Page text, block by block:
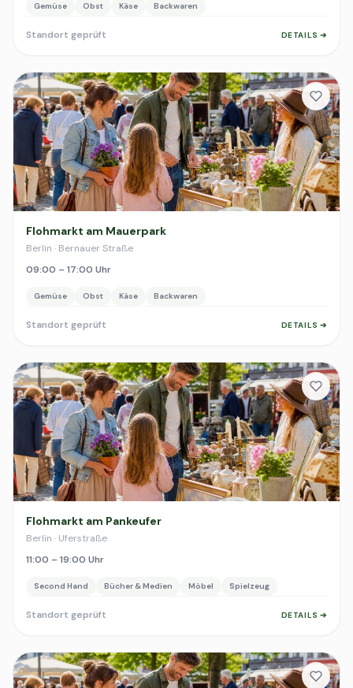
Gemüse Obst Käse Backwaren
Standort geprüft DETAILS ➔
Flohmarkt am Mauerpark
Berlin · Bernauer Straße
09:00 – 17:00 Uhr
Gemüse Obst Käse Backwaren
Standort geprüft DETAILS ➔
Flohmarkt am Pankeufer
Berlin · Uferstraße
11:00 – 19:00 Uhr
Second Hand Bücher & Medien Möbel Spielzeug
Standort geprüft DETAILS ➔